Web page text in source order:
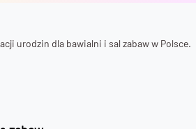
urodzin dla bawialni i sal zabaw w Polsce.